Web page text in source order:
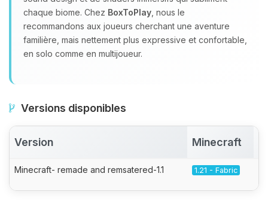
chaque biome. Chez BoxToPlay , nous le
recommandons aux joueurs cherchant une aventure
familière, mais nettement plus expressive et confortable,
en solo comme en multijoueur.
Versions disponibles
Version Minecraft
Minecraft- remade and remsatered-1.1 1.21 - Fabric